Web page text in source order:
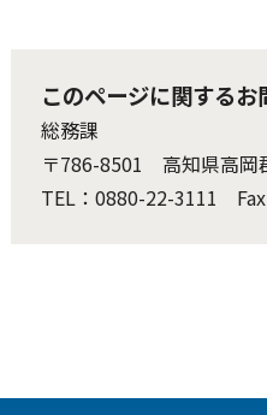
このページに関するお
総務課
〒786-8501 高知県高岡
TEL：0880-22-3111